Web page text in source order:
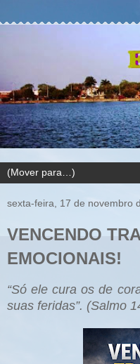
sexta-feira, 17 de novembro
VENCENDO
EMOCIONAIS!
“Só ele cura os de
suas feridas”. (Salmo